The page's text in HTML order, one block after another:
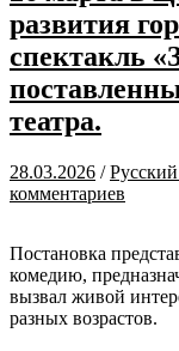
развития
спектакль
театра.
28.03.2026 /
комментариев
Постановка
комедию,
вызвал живой
разных возрастов.